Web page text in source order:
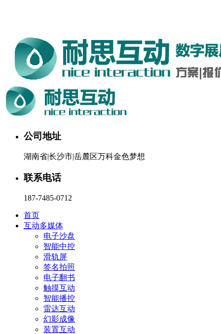
公司地址
湖南省|长沙市|岳麓区万科金色梦想
联系电话
187-7485-0712
首页
互动多媒体
电子沙盘
智能中控
滑轨屏
签名拍照
电子翻书
触摸互动
智能播控
雷达互动
幻影成像
装置互动